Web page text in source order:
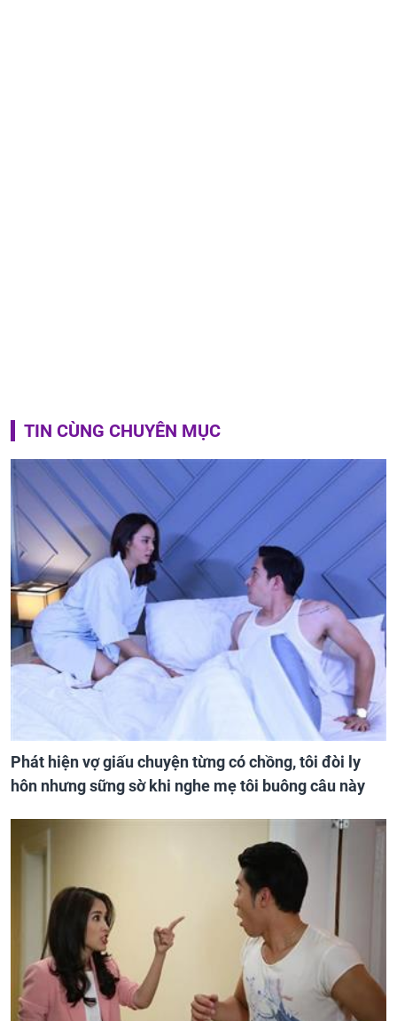
TIN CÙNG CHUYÊN MỤC
Phát hiện vợ giấu chuyện từng có chồng, tôi đòi ly
hôn nhưng sững sờ khi nghe mẹ tôi buông câu này